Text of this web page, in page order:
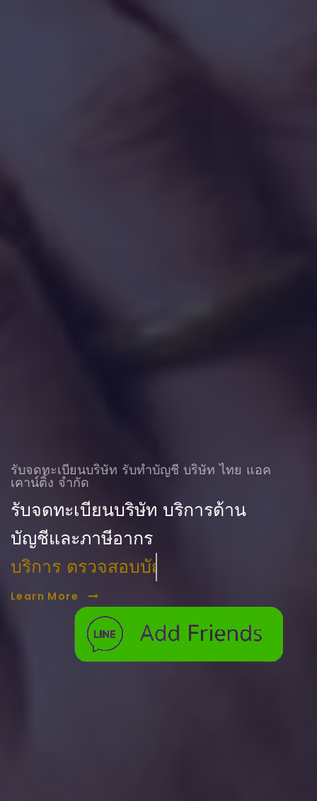
รับจดทะเบียนบริษัท รับทําบัญชี บริษัท ไทย แอค
เคาน์ติ้ง จำกัด
รับจดทะเบียนบริษัท บริการด้าน
บัญชีและภาษีอากร
บริการ ตรวจสอบบัญชี
Learn More